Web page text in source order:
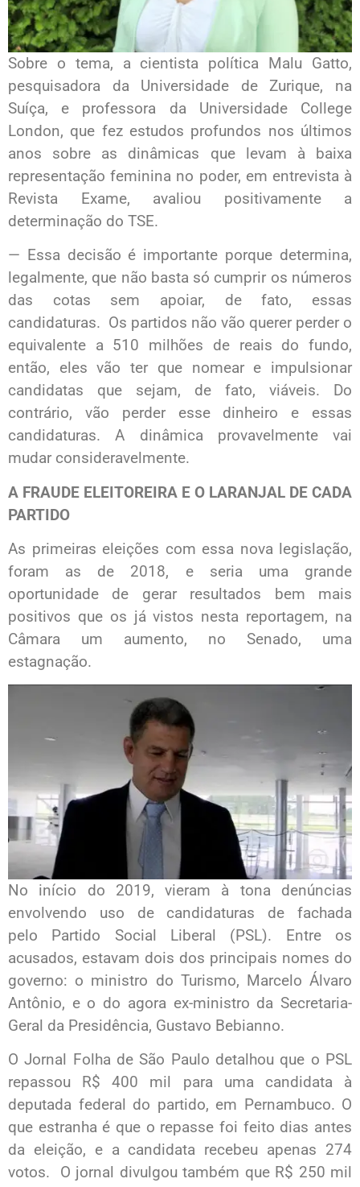
Sobre o tema, a cientista política Malu Gatto,
pesquisadora da Universidade de Zurique, na
Suíça, e professora da Universidade College
London, que fez estudos profundos nos últimos
anos sobre as dinâmicas que levam à baixa
representação feminina no poder, em entrevista à
Revista Exame, avaliou positivamente a
determinação do TSE.
— Essa decisão é importante porque determina,
legalmente, que não basta só cumprir os números
das cotas sem apoiar, de fato, essas
candidaturas. Os partidos não vão querer perder o
equivalente a 510 milhões de reais do fundo,
então, eles vão ter que nomear e impulsionar
candidatas que sejam, de fato, viáveis. Do
contrário, vão perder esse dinheiro e essas
candidaturas. A dinâmica provavelmente vai
mudar consideravelmente.
A FRAUDE ELEITOREIRA E O LARANJAL DE CADA
PARTIDO
As primeiras eleições com essa nova legislação,
foram as de 2018, e seria uma grande
oportunidade de gerar resultados bem mais
positivos que os já vistos nesta reportagem, na
Câmara um aumento, no Senado, uma
estagnação.
No início do 2019, vieram à tona denúncias
envolvendo uso de candidaturas de fachada
pelo Partido Social Liberal (PSL). Entre os
acusados, estavam dois dos principais nomes do
governo: o ministro do Turismo, Marcelo Álvaro
Antônio, e o do agora ex-ministro da Secretaria-
Geral da Presidência, Gustavo Bebianno.
O Jornal Folha de São Paulo detalhou que o PSL
repassou R$ 400 mil para uma candidata à
deputada federal do partido, em Pernambuco. O
que estranha é que o repasse foi feito dias antes
da eleição, e a candidata recebeu apenas 274
votos. O jornal divulgou também que R$ 250 mil